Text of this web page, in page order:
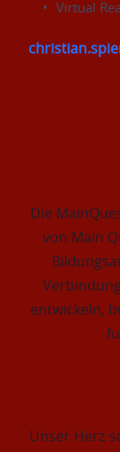
Virtual
Die
von Main
entwickeln,
Unser Herz